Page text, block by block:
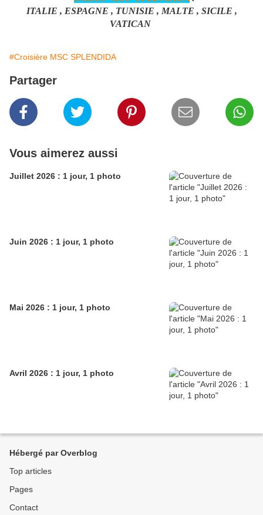
ITALIE , ESPAGNE , TUNISIE , MALTE , SICILE ,
VATICAN
#Croisière MSC SPLENDIDA
Partager
Vous aimerez aussi
Juillet 2026 : 1 jour, 1 photo
Juin 2026 : 1 jour, 1 photo
Mai 2026 : 1 jour, 1 photo
Avril 2026 : 1 jour, 1 photo
Hébergé par Overblog
Top articles
Pages
Contact